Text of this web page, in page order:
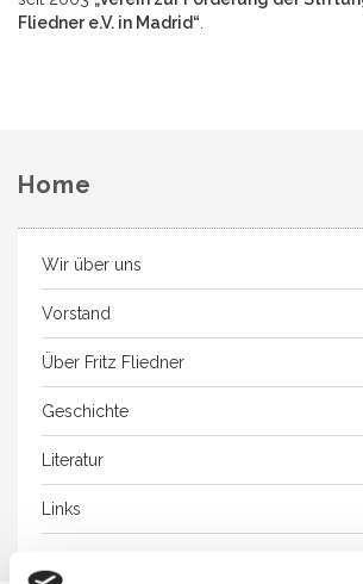
Fliedner e.V. in Madrid“
Home
Wir über uns
Vorstand
Über Fritz Fliedner
Geschichte
Literatur
Links